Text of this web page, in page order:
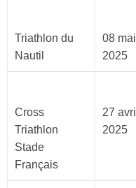
Triathlon du
Nautil
08 mai
2025
Cross
Triathlon
Stade
Français
27 avril
2025